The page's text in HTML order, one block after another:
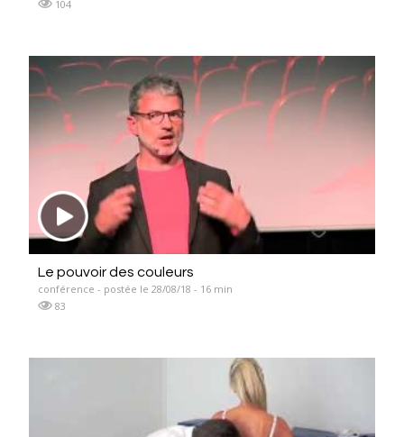
104
Le pouvoir des couleurs
conférence - postée le 28/08/18 - 16 min
83